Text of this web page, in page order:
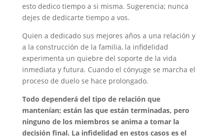
esto dedico tiempo a si misma. Sugerencia; nunca
dejes de dedicarte tiempo a vos.
Quien a dedicado sus mejores años a una relación y
a la construcción de la familia, la infidelidad
experimenta un quiebre del soporte de la vida
inmediata y futura. Cuando el cónyuge se marcha el
proceso de duelo se hace prolongado.
Todo dependerá del tipo de relación que
mantenían; están las que están terminadas, pero
ninguno de los miembros se anima a tomar la
decisión final. La infidelidad en estos casos es el